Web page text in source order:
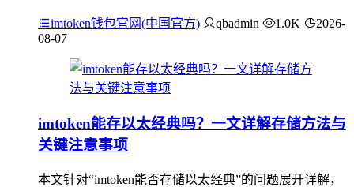
imtoken钱包官网(中国官方) qbadmin 1.0K
2026-
08-07
imtoken能存以太经典吗？一文详解存储方法与
关键注意事项
本文针对“imtoken能否存储以太经典”的问题展开详解，